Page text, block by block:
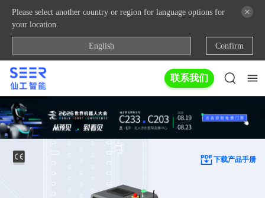
Please select another country or region for language options for
your location.
English Confirm
联系我们
下载产品手册